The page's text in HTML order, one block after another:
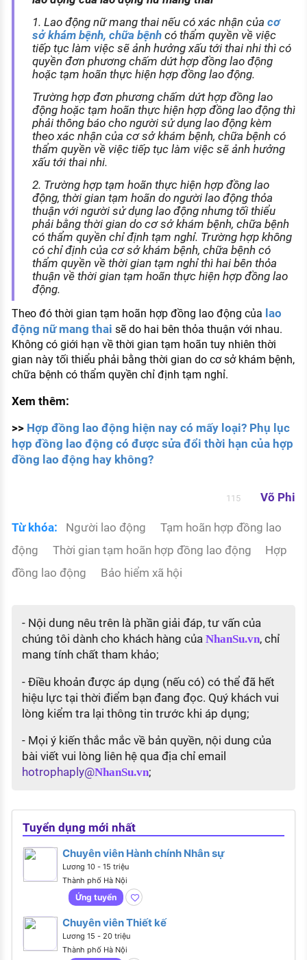
1. Lao động nữ mang thai nếu có xác nhận của cơ
sở khám bệnh, chữa bệnhcó thẩm quyền về việc
tiếp tục làm việc sẽ ảnh hưởng xấu tới thai nhi thì có
quyền đơn phương chấm dứt hợp đồng lao động
hoặc tạm hoãn thực hiện hợp đồng lao động.
Trường hợp đơn phương chấm dứt hợp đồng lao
động hoặc tạm hoãn thực hiện hợp đồng lao động thì
phải thông báo cho người sử dụng lao động kèm
theo xác nhận của cơ sở khám bệnh, chữa bệnh có
thẩm quyền về việc tiếp tục làm việc sẽ ảnh hưởng
xấu tới thai nhi.
2. Trường hợp tạm hoãn thực hiện hợp đồng lao
động, thời gian tạm hoãn do người lao động thỏa
thuận với người sử dụng lao động nhưng tối thiểu
phải bằng thời gian do cơ sở khám bệnh, chữa bệnh
có thẩm quyền chỉ định tạm nghỉ. Trường hợp không
có chỉ định của cơ sở khám bệnh, chữa bệnh có
thẩm quyền về thời gian tạm nghỉ thì hai bên thỏa
thuận về thời gian tạm hoãn thực hiện hợp đồng lao
động.
Theo đó thời gian tạm hoãn hợp đồng lao động của lao
động nữ mang thai sẽ do hai bên thỏa thuận với nhau.
Không có giới hạn về thời gian tạm hoãn tuy nhiên thời
gian này tối thiểu phải bằng thời gian do cơ sở khám bệnh,
chữa bệnh có thẩm quyền chỉ định tạm nghỉ.
Xem thêm:
>> Hợp đồng lao động hiện nay có mấy loại? Phụ lục
hợp đồng lao động có được sửa đổi thời hạn của hợp
đồng lao động hay không?
115 Võ Phi
Từ khóa: Người lao động
Tạm hoãn hợp đồng lao
động
Thời gian tạm hoãn hợp đồng lao động
Hợp
đồng lao động
Bảo hiểm xã hội
- Nội dung nêu trên là phần giải đáp, tư vấn của
chúng tôi dành cho khách hàng của NhanSu.vn, chỉ
mang tính chất tham khảo;
- Điều khoản được áp dụng (nếu có) có thể đã hết
hiệu lực tại thời điểm bạn đang đọc. Quý khách vui
lòng kiểm tra lại thông tin trước khi áp dụng;
- Mọi ý kiến thắc mắc về bản quyền, nội dung của
bài viết vui lòng liên hệ qua địa chỉ email
hotrophaply@NhanSu.vn;
Tuyển dụng mới nhất
Chuyên viên Hành chính Nhân sự
Lương 10 - 15 triệu
Thành phố Hà Nội
Ứng tuyển
Chuyên viên Thiết kế
Lương 15 - 20 triệu
Thành phố Hà Nội